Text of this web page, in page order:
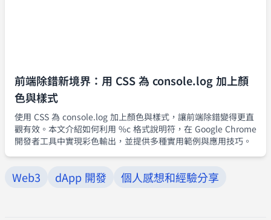
前端除錯新境界：用 CSS 為 console.log 加上顏
色與樣式
使用 CSS 為 console.log 加上顏色與樣式，讓前端除錯變得更直
觀有效。本文介紹如何利用 %c 格式說明符，在 Google Chrome
開發者工具中實現彩色輸出，並提供多種實用範例與應用技巧。
Web3 dApp 開發 個人感想和經驗分享